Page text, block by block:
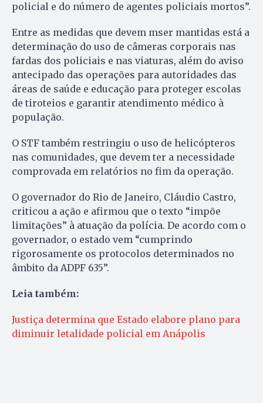
policial e do número de agentes policiais mortos”.
Entre as medidas que devem mser mantidas está a
determinação do uso de câmeras corporais nas
fardas dos policiais e nas viaturas, além do aviso
antecipado das operações para autoridades das
áreas de saúde e educação para proteger escolas
de tiroteios e garantir atendimento médico à
população.
O STF também restringiu o uso de helicópteros
nas comunidades, que devem ter a necessidade
comprovada em relatórios no fim da operação.
O governador do Rio de Janeiro, Cláudio Castro,
criticou a ação e afirmou que o texto “impõe
limitações” à atuação da polícia. De acordo com o
governador, o estado vem “cumprindo
rigorosamente os protocolos determinados no
âmbito da ADPF 635”.
Leia também:
Justiça determina que Estado elabore plano para
diminuir letalidade policial em Anápolis